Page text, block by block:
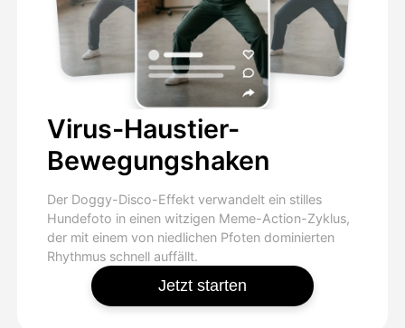
Virus-Haustier-
Bewegungshaken
Der Doggy-Disco-Effekt verwandelt ein stilles
Hundefoto in einen witzigen Meme-Action-Zyklus,
der mit einem von niedlichen Pfoten dominierten
Rhythmus schnell auffällt.
Jetzt starten